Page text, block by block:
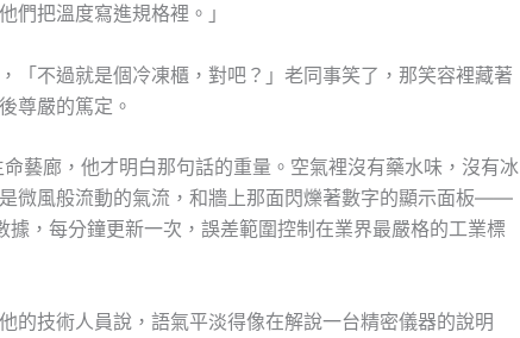
們把溫度寫進規格裡。」
「不過就是個冷凍櫃，對吧？」老同事笑了，那笑容裡藏著
尊嚴的篤定。
藝廊，他才明白那句話的重量。空氣裡沒有藥水味，沒有冰
微風般流動的氣流，和牆上那面閃爍著數字的顯示面板——
據，每分鐘更新一次，誤差範圍控制在業界最嚴格的工業標
的技術人員說，語氣平淡得像在解說一台精密儀器的說明